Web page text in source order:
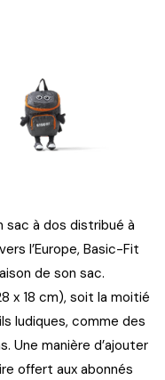
sac à dos distribué à
l’Europe, Basic-Fit
de son sac.
x 18 cm), soit la moitié
ludiques, comme des
Une manière d’ajouter
offert aux abonnés